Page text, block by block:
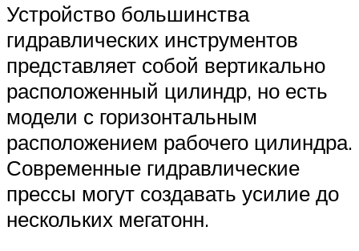
Устройство большинства
гидравлических инструментов
представляет собой вертикально
расположенный цилиндр, но есть
модели с горизонтальным
расположением рабочего цилиндра.
Современные гидравлические
прессы могут создавать усилие до
нескольких мегатонн.